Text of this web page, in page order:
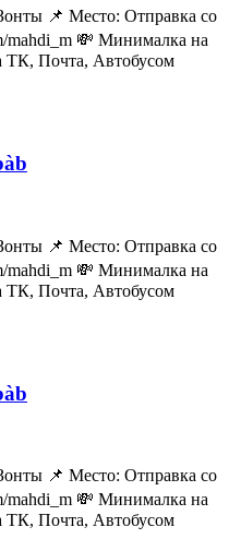
📌 Место: Отправка со
mahdi_m 💸 Минималка на
ТК, Почта, Автобусом
📌 Место: Отправка со
mahdi_m 💸 Минималка на
ТК, Почта, Автобусом
📌 Место: Отправка со
mahdi_m 💸 Минималка на
ТК, Почта, Автобусом